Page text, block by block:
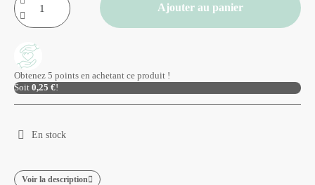
Ajouter au panier
Obtenez 5 points en achetant ce produit !
Soit 0,25 €!
En stock
Voir la description